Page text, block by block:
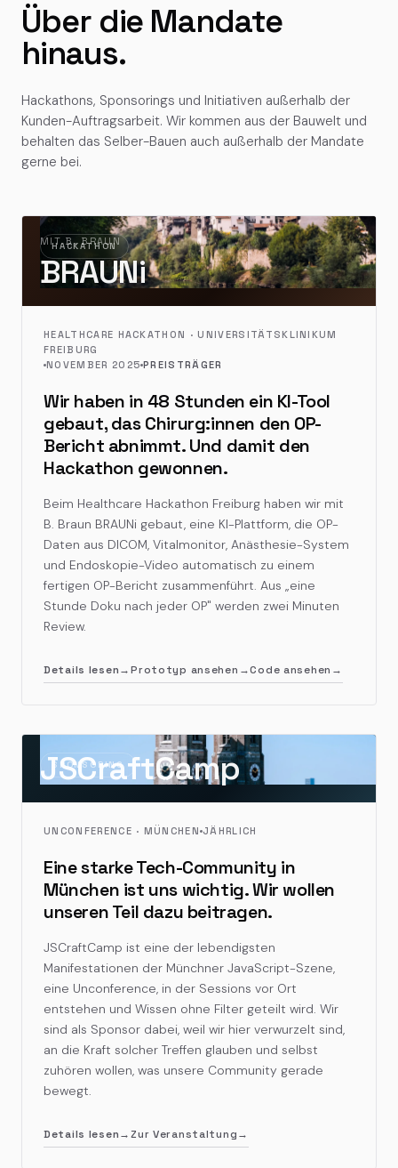
Über die Mandate
hinaus.
Hackathons, Sponsorings und Initiativen außerhalb der
Kunden-Auftragsarbeit. Wir kommen aus der Bauwelt und
behalten das Selber-Bauen auch außerhalb der Mandate
gerne bei.
HACKATHON
MITB. BRAUN
BRAUNi
HEALTHCARE HACKATHON · UNIVERSITÄTSKLINIKUM
FREIBURG
NOVEMBER 2025 PREISTRÄGER
Wir haben in 48 Stunden ein KI-Tool
gebaut, das Chirurg:innen den OP-
Bericht abnimmt. Und damit den
Hackathon gewonnen.
Beim Healthcare Hackathon Freiburg haben wir mit
B. Braun BRAUNi gebaut, eine KI-Plattform, die OP-
Daten aus DICOM, Vitalmonitor, Anästhesie-System
und Endoskopie-Video automatisch zu einem
fertigen OP-Bericht zusammenführt. Aus „eine
Stunde Doku nach jeder OP" werden zwei Minuten
Review.
Details lesen→Prototyp ansehen →Code ansehen →
SPONSORING
JSCraftCamp
UNCONFERENCE · MÜNCHEN JÄHRLICH
Eine starke Tech-Community in
München ist uns wichtig. Wir wollen
unseren Teil dazu beitragen.
JSCraftCamp ist eine der lebendigsten
Manifestationen der Münchner JavaScript-Szene,
eine Unconference, in der Sessions vor Ort
entstehen und Wissen ohne Filter geteilt wird. Wir
sind als Sponsor dabei, weil wir hier verwurzelt sind,
an die Kraft solcher Treffen glauben und selbst
zuhören wollen, was unsere Community gerade
bewegt.
Details lesen→Zur Veranstaltung→